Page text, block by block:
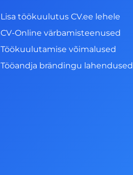
Lisa töökuulutus CV.ee lehele
CV-Online värbamisteenused
Töökuulutamise võimalused
Tööandja brändingu lahendused